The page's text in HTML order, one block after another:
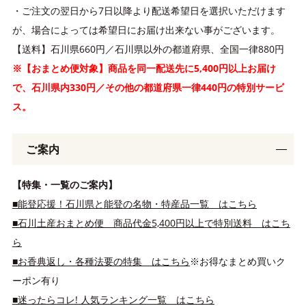
・ご注文の翌日から7日以降より配送希望日を選択いただけます
が、場合によっては希望日にお届け出来ない事がございます。
【送料】石川県660円／石川県以外の都道府県、全国一律880円
※【おまとめ便対象】商品を同一配送先に5,400円以上お届け
で、石川県内330円／その他の都道府県一律440円の特別サービ
ス。
ご案内
【特集・一覧のご案内】
■能登応援！石川県と能登の名物・特産品一覧 はこちら
■石川土産おまとめ便 商品代金5,400円以上で特別送料 はこち
ら
■お香典返し・各種法要の特集 はこちら ※お得なまとめ買いク
ーポン有り
■迷ったらコレ! 人気ランキング一覧 はこちら